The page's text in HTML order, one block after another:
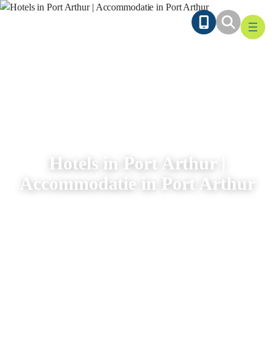
Ga
Hotels in Port Arthur |
Accommodatie in Port Arthur